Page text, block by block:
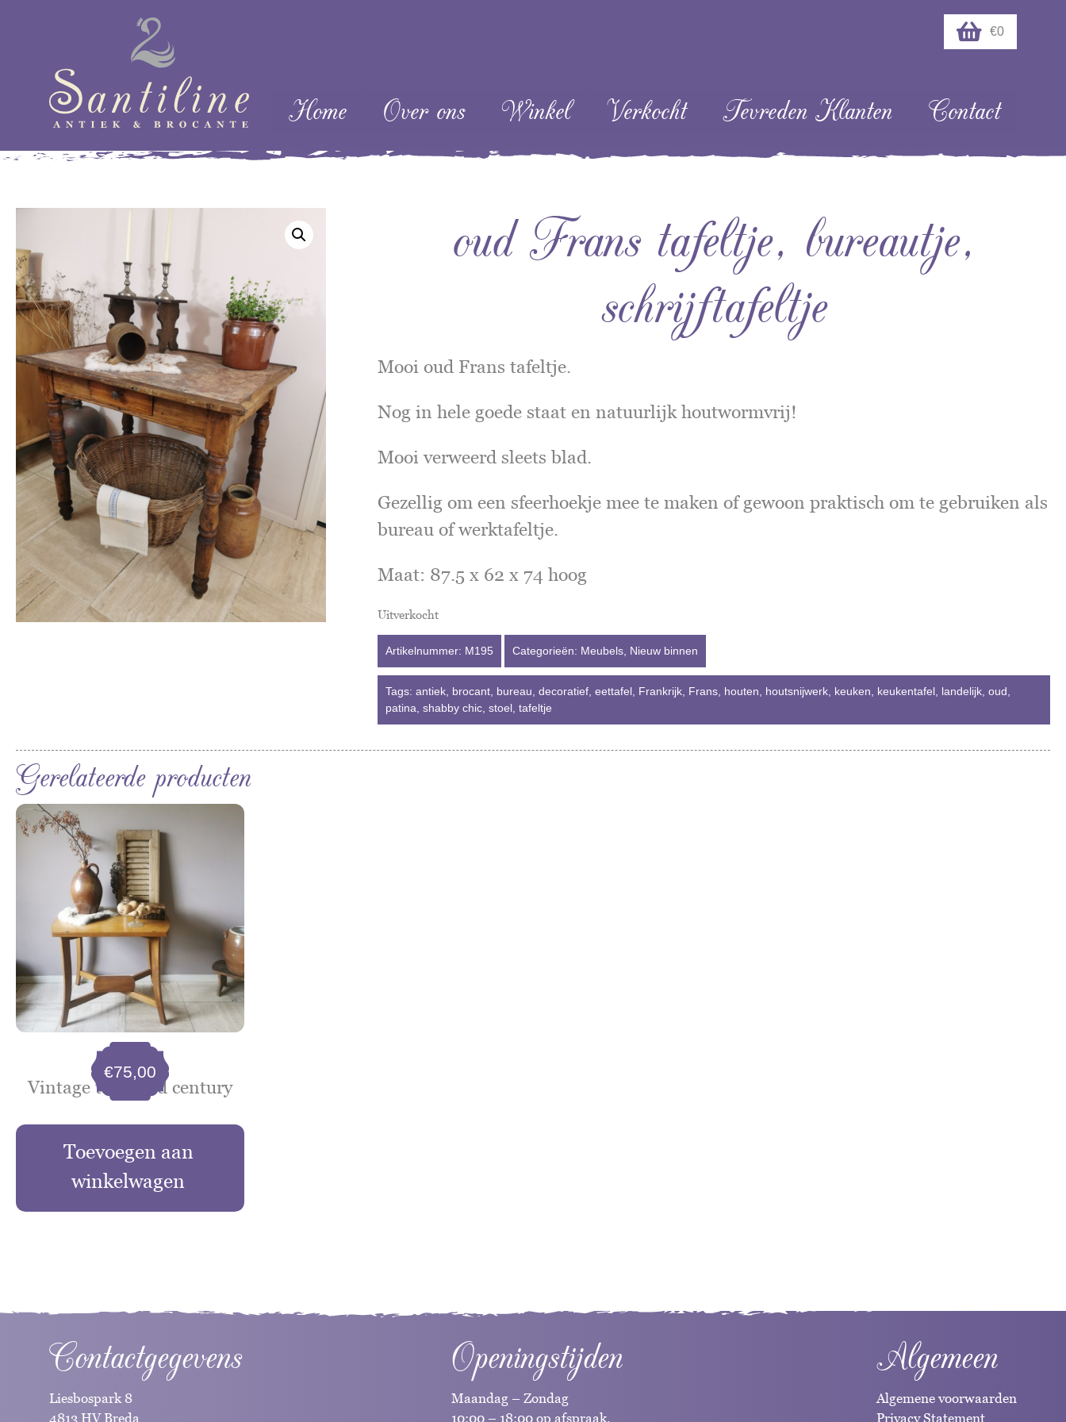
€0
Menu
Skip naar content
Home Over ons Winkel Verkocht Tevreden Klanten Contact
oud Frans tafeltje, bureautje,
schrijftafeltje
Mooi oud Frans tafeltje.
Nog in hele goede staat en natuurlijk houtwormvrij!
Mooi verweerd sleets blad.
Gezellig om een sfeerhoekje mee te maken of gewoon praktisch om te gebruiken als
bureau of werktafeltje.
Maat: 87.5 x 62 x 74 hoog
Uitverkocht
Artikelnummer: M195 Categorieën: Meubels, Nieuw binnen
Tags:antiek, brocant, bureau,decoratief,eettafel, Frankrijk, Frans, houten, houtsnijwerk, keuken, keukentafel, landelijk,oud,
patina,shabby chic,stoel,tafeltje
Gerelateerde producten
Vintage tafel mid century
€75,00
Toevoegen aan
winkelwagen
Contactgegevens
Liesbospark 8
4813 HV Breda
Openingstijden
Maandag – Zondag
10:00 – 18:00 op afspraak.
Algemeen
Algemene voorwaarden
Privacy Statement